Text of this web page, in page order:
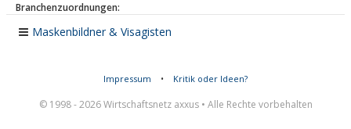
Branchenzuordnungen:
Maskenbildner & Visagisten
Impressum • Kritik oder Ideen?
© 1998 - 2026 Wirtschaftsnetz axxus • Alle Rechte vorbehalten